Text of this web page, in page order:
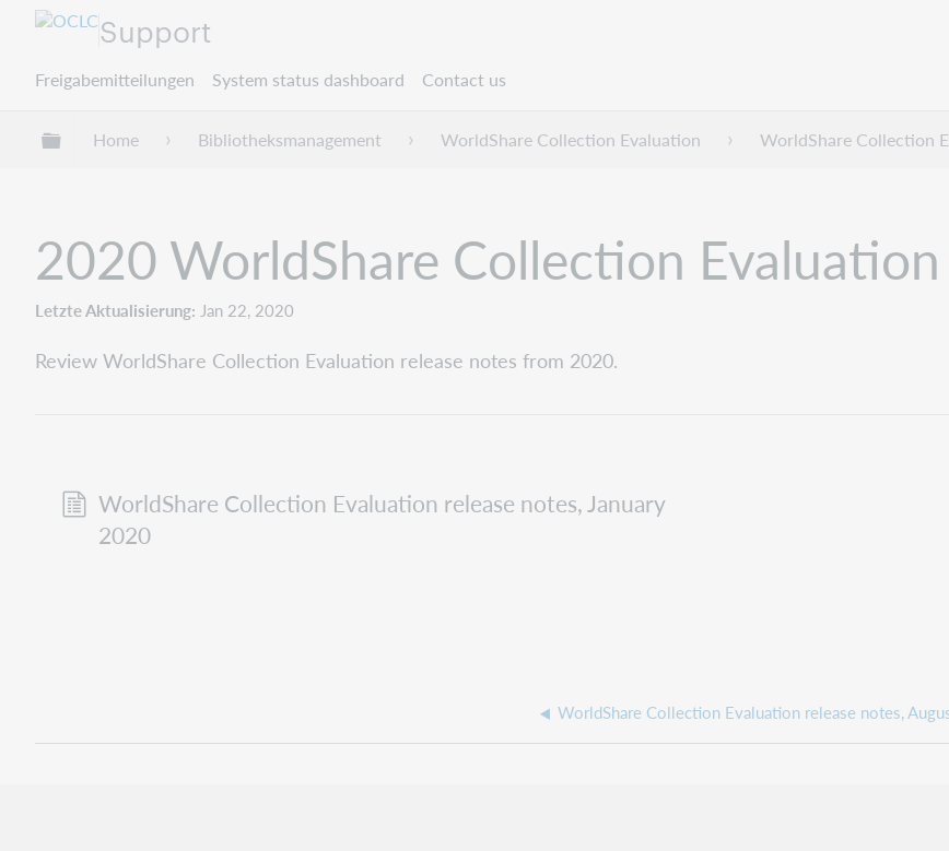
Support
Freigabemitteilungen System status dashboard Contact us
Globale Hierarchie expandieren/verbergen
Home Bibliotheksmanagement WorldShare Collection Evaluation WorldShare Collection
2020 WorldShare Collection
Letzte Aktualisierung Jan 22, 2020
Review WorldShare Collection Evaluation release notes from 2020.
WorldShare Collection Evaluation release notes, January
2020